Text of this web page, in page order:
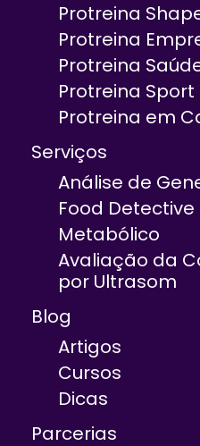
Protreina
Protreina
Protreina
Protreina Sport
Protreina em
Serviços
Análise de
Food Detective
Metabólico
Avaliação da
por Ultrasom
Blog
Artigos
Cursos
Dicas
Parcerias